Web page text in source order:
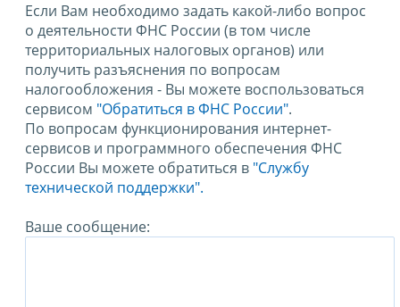
Если Вам необходимо задать какой-либо вопрос
о деятельности ФНС России (в том числе
территориальных налоговых органов) или
получить разъяснения по вопросам
налогообложения - Вы можете воспользоваться
сервисом "Обратиться в ФНС России".
По вопросам функционирования интернет-
сервисов и программного обеспечения ФНС
России Вы можете обратиться в "Службу
технической поддержки".
Ваше сообщение: